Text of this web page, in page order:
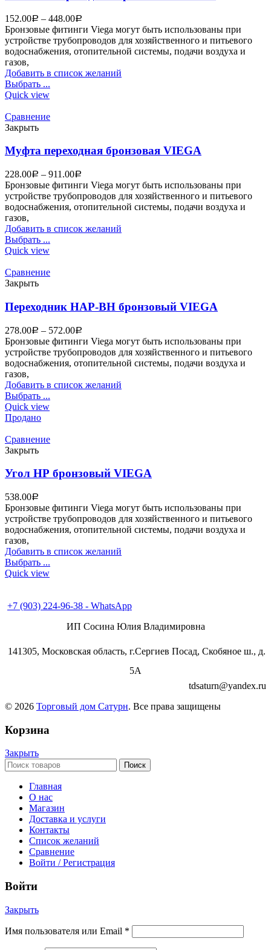
152.00Р – 448.00Р
Бронзовые фитинги Viega могут быть использованы при
устройстве трубопроводов для хозяйственного и питьевого
водоснабжения, отопительной системы, подачи воздуха и
газов,
Добавить в список желаний
Выбрать ...
Quick view
Сравнение
Закрыть
Муфта переходная бронзовая VIEGA
228.00Р – 911.00Р
Бронзовые фитинги Viega могут быть использованы при
устройстве трубопроводов для хозяйственного и питьевого
водоснабжения, отопительной системы, подачи воздуха и
газов,
Добавить в список желаний
Выбрать ...
Quick view
Сравнение
Закрыть
Переходник НАР-ВН бронзовый VIEGA
278.00Р – 572.00Р
Бронзовые фитинги Viega могут быть использованы при
устройстве трубопроводов для хозяйственного и питьевого
водоснабжения, отопительной системы, подачи воздуха и
газов,
Добавить в список желаний
Выбрать ...
Quick view
Продано
Сравнение
Закрыть
Угол НР бронзовый VIEGA
538.00Р
Бронзовые фитинги Viega могут быть использованы при
устройстве трубопроводов для хозяйственного и питьевого
водоснабжения, отопительной системы, подачи воздуха и
газов,
Добавить в список желаний
Выбрать ...
Quick view
+7 (903) 224-96-38 - WhatsApp
ИП Сосина Юлия Владимировна
141305, Московская область, г.Сергиев Посад, Скобяное ш., д.
5А
tdsaturn@yandex.ru
© 2026 Торговый дом Сатурн. Все права защищены
Корзина
Закрыть
Поиск
Главная
О нас
Магазин
Доставка и услуги
Контакты
Список желаний
Сравнение
Войти / Регистрация
Войти
Закрыть
Имя пользователя или Email *